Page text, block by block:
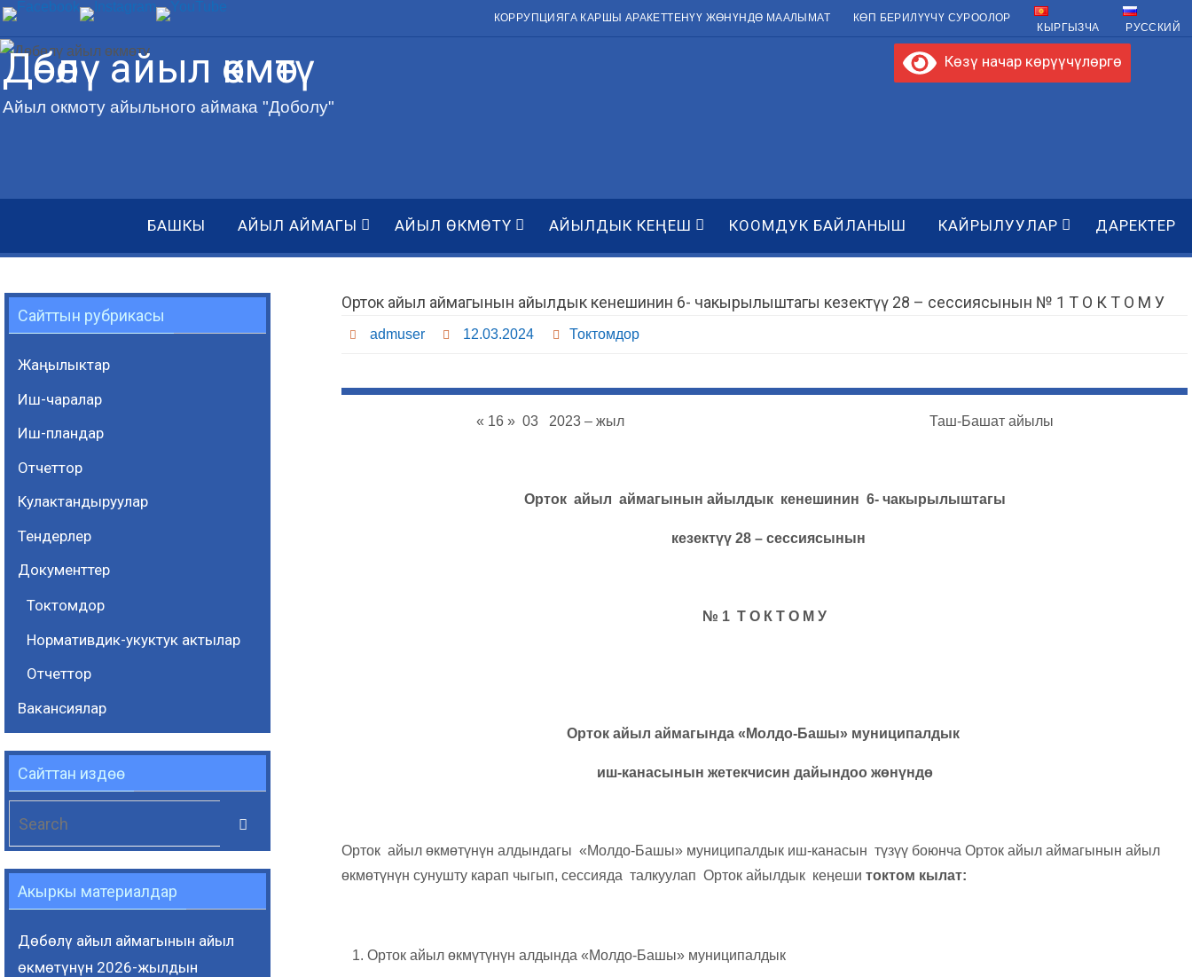
Skip
to
content
КОРРУПЦИЯГА КАРШЫ АРАКЕТТЕНҮҮ ЖӨНҮНДӨ МААЛЫМАТ КӨП БЕРИЛҮҮЧҮ СУРООЛОР
КЫРГЫЗЧА РУССКИЙ
Дөбөлү айыл өкмөтү
Айыл окмоту айыльного аймака "Доболу"
Көзү начар көрүүчүлөргө
content
БАШКЫ АЙЫЛ АЙМАГЫ АЙЫЛ ӨКМӨТҮ АЙЫЛДЫК КЕҢЕШ КООМДУК БАЙЛАНЫШ КАЙРЫЛУУЛАР ДАРЕКТЕР
Орток айыл аймагынын айылдык кенешинин 6- чакырылыштагы кезектүү 28 – сессиясынын № 1 Т О К Т О М У
admuser 12.03.2024 Токтомдор
« 16 » 03 2023 – жыл Таш-Башат айылы
Орток айыл аймагынын айылдык кенешинин 6- чакырылыштагы
кезектүү 28 – сессиясынын
№ 1 Т О К Т О М У
Орток айыл аймагында «Молдо-Башы» муниципалдык
иш-канасынын жетекчисин дайындоо жөнүндө
Орток айыл өкмөтүнүн алдындагы «Молдо-Башы» муниципалдык иш-канасын түзүү боюнча Орток айыл аймагынын айыл
өкмөтүнүн сунушту карап чыгып, сессияда талкуулап Орток айылдык кеӊеши токтом кылат:
Орток айыл өкмүтүнүн алдында «Молдо-Башы» муниципалдык
Сайттын рубрикасы
Жаңылыктар
Иш-чаралар
Иш-пландар
Отчеттор
Кулактандыруулар
Тендерлер
Документтер
Токтомдор
Нормативдик-укуктук актылар
Отчеттор
Вакансиялар
Сайттан издөө
Search
Акыркы материалдар
Дөбөлү айыл аймагынын айыл
өкмөтүнүн 2026-жылдын